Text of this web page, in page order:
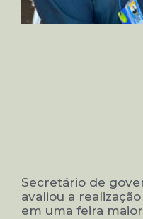
Secretário de
avaliou a
em uma feira